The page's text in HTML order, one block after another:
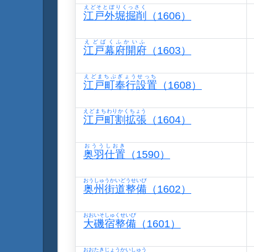
江戸外堀掘削
えどそとぼりくっさく
（1606）
江戸幕府開府
えどばくふかいふ
（1603）
江戸町奉行設置
えどまちぶぎょうせっち
（1608）
江戸町割拡張
えどまちわりかくちょう
（1604）
奥羽仕置
おううしおき
（1590）
奥州街道整備
おうしゅうかいどうせいび
（1602）
大磯宿整備
おおいそしゅくせいび
（1601）
おおたきじょうかいしゅう